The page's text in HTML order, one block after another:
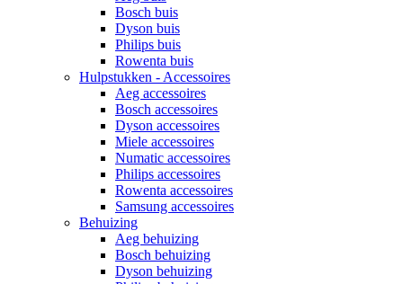
Bosch buis
Dyson buis
Philips buis
Rowenta buis
Hulpstukken - Accessoires
Aeg accessoires
Bosch accessoires
Dyson accessoires
Miele accessoires
Numatic accessoires
Philips accessoires
Rowenta accessoires
Samsung accessoires
Behuizing
Aeg behuizing
Bosch behuizing
Dyson behuizing